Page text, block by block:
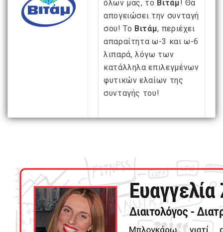
όλων μας, το Βιτάμ! Θα
απογειώσει την συνταγή
σου! Το Βιτάμ, περιέχει
απαραίτητα ω-3 και ω-6
λιπαρά, λόγω των
κατάλληλα επιλεγμένων
φυτικών ελαίων της
συνταγής του!